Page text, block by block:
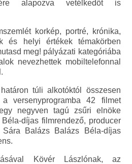
alapozva vetélkedőt is
korkép, portré, krónika,
és helyi értékek témakörben
meg! pályázati kategóriába
nevezhettek mobiltelefonnal
túli alkotóktól összesen
versenyprogramba 42 filmet
negyven tagú zsűri elnöke
díjas filmrendező, producer
Balázs Balázs Béla-díjas
Kövér Lászlónak, az